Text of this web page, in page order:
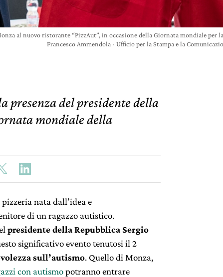
al nuovo ristorante “PizzAut”, in occasione della Giornata mondiale per
Francesco Ammendola - Ufficio per la Stampa e la
presenza del presidente della
mondiale della
pizzeria nata dall’idea e
di un ragazzo autistico.
presidente della Repubblica Sergio
significativo evento tenutosi il 2
sull’autismo. Quello di Monza,
con autismopotranno entrare